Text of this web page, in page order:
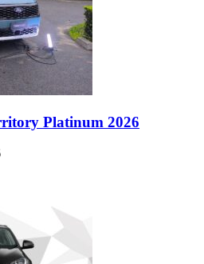
Platinum 2026